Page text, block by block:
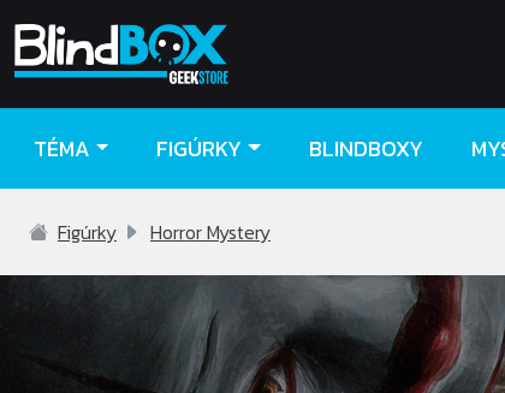
TÉMA FIGÚRKY BLINDBOXY
Figúrky Horror Mystery